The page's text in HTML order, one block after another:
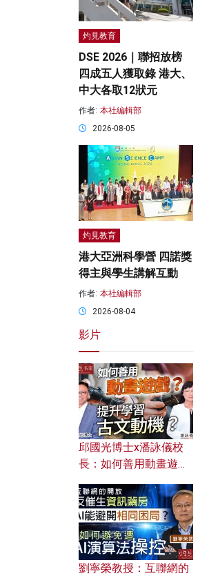
灼見教育
DSE 2026｜聯招放榜
四成五人獲取錄 港大、
中大各取12狀元
作者: 本社編輯部
2026-08-05
灼見教育
港大亞洲科學營 四諾獎
得主與學生講解互動
作者: 本社編輯部
2026-08-04
影片
邱國光博士x潘詠儀校
長：如何善用動畫遊戲
劉寧榮教授：互聯網的